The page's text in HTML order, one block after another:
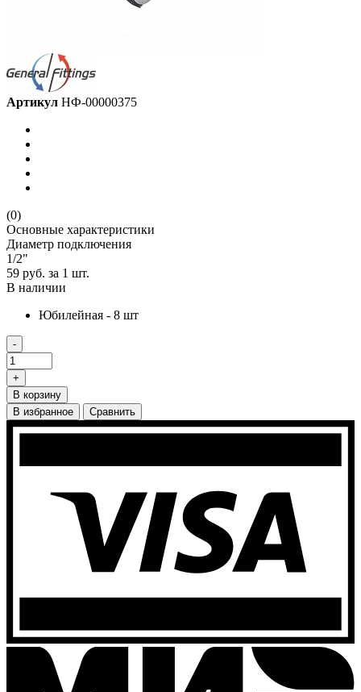
Артикул НФ-00000375
(0)
Основные характеристики
Диаметр подключения
1/2"
59 руб. за 1 шт.
В наличии
Юбилейная - 8 шт
-
+
В корзину
В избранное
Сравнить